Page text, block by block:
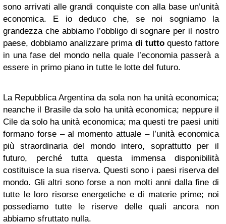
sono arrivati alle grandi conquiste con alla base un’unità
economica. E io deduco che, se noi sogniamo la
grandezza che abbiamo l’obbligo di sognare per il nostro
paese, dobbiamo analizzare prima di tuttoquesto fattore
in una fase del mondo nella quale l’economia passerà a
essere in primo piano in tutte le lotte del futuro.
La Repubblica Argentina da sola non ha unità economica;
neanche il Brasile da solo ha unità economica; neppure il
Cile da solo ha unità economica; ma questi tre paesi uniti
formano forse – al momento attuale – l’unità economica
più straordinaria del mondo intero, soprattutto per il
futuro, perché tutta questa immensa disponibilità
costituisce la sua riserva. Questi sono i paesi riserva del
mondo. Gli altri sono forse a non molti anni dalla fine di
tutte le loro risorse energetiche e di materie prime; noi
possediamo tutte le riserve delle quali ancora non
abbiamo sfruttato nulla.